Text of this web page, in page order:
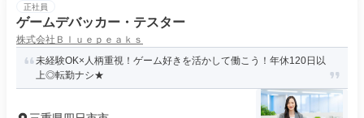
正社員
ゲームデバッカー・テスター
株式会社Ｂｌｕｅｐｅａｋｓ
未経験OK×人柄重視！ゲーム好きを活かして働こう！年休120日以
上◎転勤ナシ★